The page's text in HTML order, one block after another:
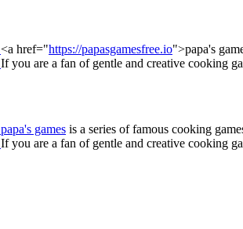
<a href="https://papasgamesfree.io">papa's
If you are a fan of gentle and creative cooking
papa's games is a series of famous cooking
If you are a fan of gentle and creative cooking